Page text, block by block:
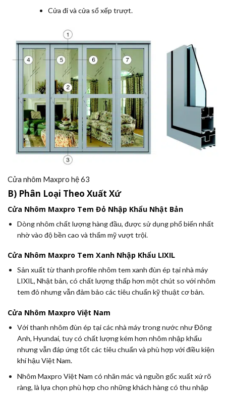
Cửa đi và cửa sổ xếp trượt.
Cửa nhôm Maxpro hệ 63
B) Phân Loại Theo Xuất Xứ
Cửa Nhôm Maxpro Tem Đỏ Nhập Khẩu Nhật Bản
Dòng nhôm chất lượng hàng đầu, được sử dụng phổ biến nhất
nhờ vào độ bền cao và thẩm mỹ vượt trội.
Cửa Nhôm Maxpro Tem Xanh Nhập Khẩu LIXIL
Sản xuất từ thanh profile nhôm tem xanh đùn ép tại nhà máy
LIXIL, Nhật bản, có chất lượng thấp hơn một chút so với nhôm
tem đỏ nhưng vẫn đảm bảo các tiêu chuẩn kỹ thuật cơ bản.
Cửa Nhôm Maxpro Việt Nam
Với thanh nhôm đùn ép tại các nhà máy trong nước như Đông
Anh, Hyundai, tuy có chất lượng kém hơn nhôm nhập khẩu
nhưng vẫn đáp ứng tốt các tiêu chuẩn và phù hợp với điều kiện
khí hậu Việt Nam.
Nhôm Maxpro Việt Nam có nhãn mác và nguồn gốc xuất xứ rõ
ràng, là lựa chọn phù hợp cho những khách hàng có thu nhập